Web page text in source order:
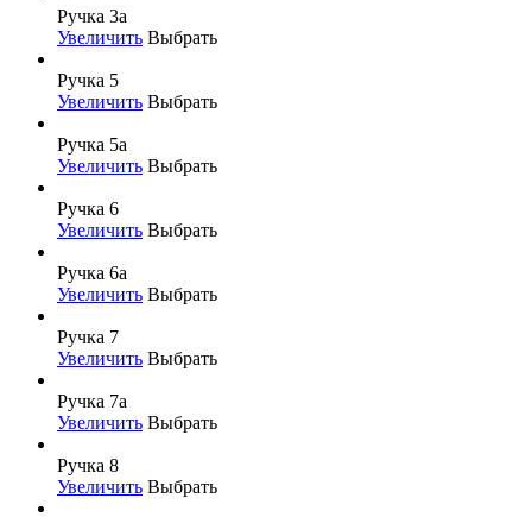
Ручка 3а
Увеличить Выбрать
Ручка 5
Увеличить Выбрать
Ручка 5а
Увеличить Выбрать
Ручка 6
Увеличить Выбрать
Ручка 6а
Увеличить Выбрать
Ручка 7
Увеличить Выбрать
Ручка 7а
Увеличить Выбрать
Ручка 8
Увеличить Выбрать